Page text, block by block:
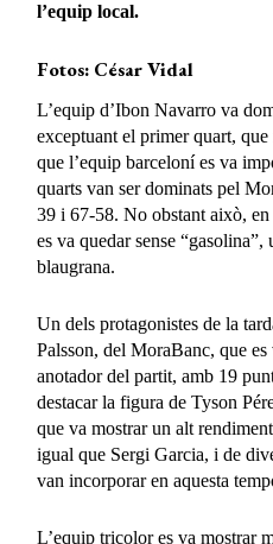
l’equip local.
Fotos: César Vidal
L’equip d’Ibon Navarro va
exceptuant el primer quart,
que l’equip barceloní es va
quarts van ser dominats pel
39 i 67-58. No obstant això,
es va quedar sense
blaugrana.
Un dels protagonistes de la
Palsson, del MoraBanc, que
anotador del partit, amb 19
destacar la figura de Tyson
que va mostrar un alt
igual que Sergi Garcia, i de
van incorporar en aquesta
L’equip tricolor es va mostrar